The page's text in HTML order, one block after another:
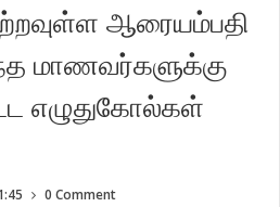
ஆரையம்பதி
மாணவர்களுக்கு
எழுதுகோல்கள்
0 Comment